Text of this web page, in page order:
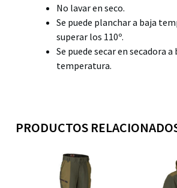
No lavar en seco.
Se puede planchar a baja
superar los 110º.
Se puede secar en secadora a
temperatura.
PRODUCTOS